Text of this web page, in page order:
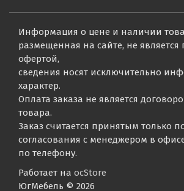
Информация о цене и наличии
размещенная на сайте, не является
офертой,
сведения носят исключительно
характер.
Оплата заказа не является
товара.
Заказ считается принятым только
согласования с менеджером в
по телефону.
Работает на ocStore
ЮгМебель © 2026